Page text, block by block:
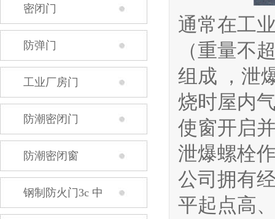
密闭门
防弹门
工业厂房门
防潮密闭门
防潮密闭窗
钢制防火门3c 中
通常在工
（重量不
组成 ，泄
烧时屋内
使窗开启
泄爆螺栓
公司拥有
平起点高